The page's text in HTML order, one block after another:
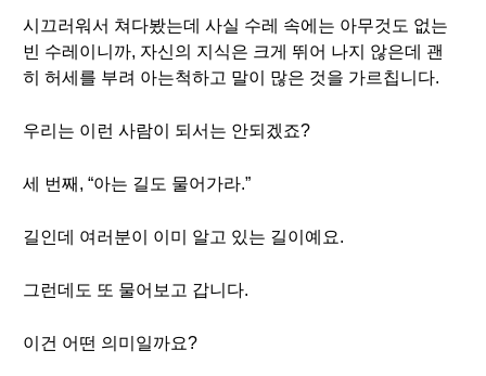
시끄러워서 쳐다봤는데 사실 수레 속에는 아무것도 없는
빈 수레이니까, 자신의 지식은 크게 뛰어 나지 않은데 괜
히 허세를 부려 아는척하고 말이 많은 것을 가르칩니다.
우리는 이런 사람이 되서는 안되겠죠?
세 번째, “아는 길도 물어가라.”
길인데 여러분이 이미 알고 있는 길이예요.
그런데도 또 물어보고 갑니다.
이건 어떤 의미일까요?